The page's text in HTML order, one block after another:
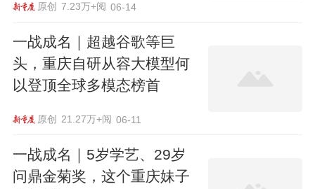
原创 7.23万+阅 06-14
一战成名｜超越谷歌等巨
头，重庆自研从容大模型何
以登顶全球多模态榜首
原创 21.27万+阅 06-11
一战成名｜5岁学艺、29岁
问鼎金菊奖，这个重庆妹子